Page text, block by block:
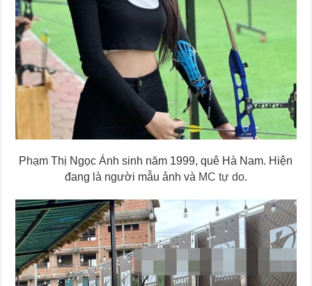
Phạm Thị Ngọc Ánh sinh năm 1999, quê Hà Nam. Hiện
đang là người mẫu ảnh và MC tự do.